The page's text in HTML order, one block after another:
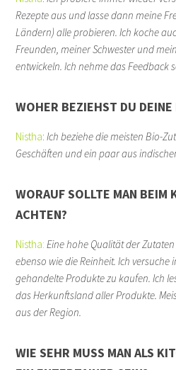
Rezepte aus und lasse dann meine
Ländern) alle probieren. Ich koche
Freunden, meiner Schwester und
entwickeln. Ich nehme das Feedback
WOHER BEZIEHST DU
Nistha:Ich beziehe die meisten Bio-
Geschäften und ein paar aus
WORAUF SOLLTE MAN BEIM
ACHTEN?
Nistha: Eine hohe Qualität der
ebenso wie die Reinheit. Ich
gehandelte Produkte zu kaufen. Ich
das Herkunftsland aller Produkte.
aus der Region.
WIE SEHR MUSS MAN ALS